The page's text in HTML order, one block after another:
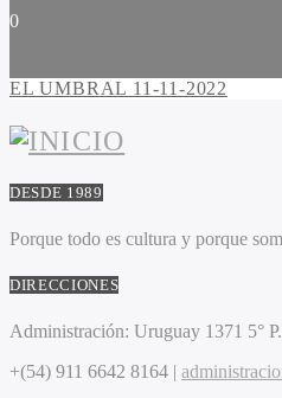
0
EL UMBRAL 11-11-2022
DESDE 1989
Porque todo es cultura y porque
DIRECCIONES
Administración: Uruguay 1371 5° P.
+(54) 911 6642 8164 |